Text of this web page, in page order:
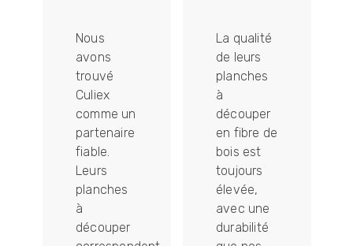
Nous
avons
trouvé
Culiex
comme un
partenaire
fiable.
Leurs
planches
à
découper
La qualité
de leurs
planches
à
découper
en fibre de
bois est
toujours
élevée,
avec une
durabilité